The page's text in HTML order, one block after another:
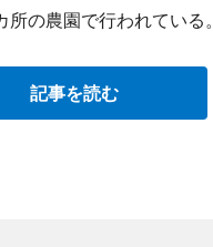
の農園で行われている。
記事を読む